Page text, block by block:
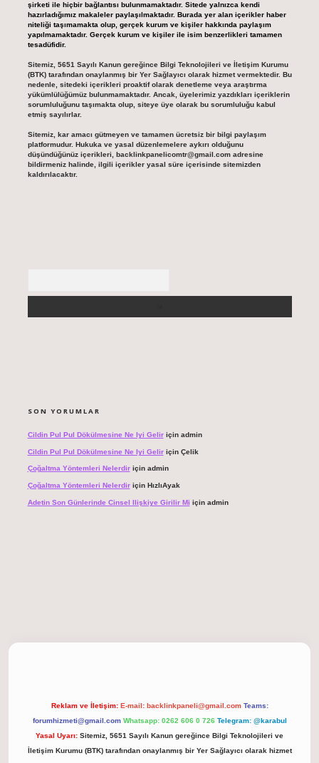
şirketi ile hiçbir bağlantısı bulunmamaktadır. Sitede yalnızca kendi
hazırladığımız makaleler paylaşılmaktadır. Burada yer alan içerikler haber
niteliği taşımamakta olup, gerçek kurum ve kişiler hakkında paylaşım
yapılmamaktadır. Gerçek kurum ve kişiler ile isim benzerlikleri tamamen
tesadüfidir.
Sitemiz, 5651 Sayılı Kanun gereğince Bilgi Teknolojileri ve İletişim Kurumu
(BTK) tarafından onaylanmış bir Yer Sağlayıcı olarak hizmet vermektedir. Bu
nedenle, sitedeki içerikleri proaktif olarak denetleme veya araştırma
yükümlülüğümüz bulunmamaktadır. Ancak, üyelerimiz yazdıkları içeriklerin
sorumluluğunu taşımakta olup, siteye üye olarak bu sorumluluğu kabul
etmiş sayılırlar.
Sitemiz, kar amacı gütmeyen ve tamamen ücretsiz bir bilgi paylaşım
platformudur. Hukuka ve yasal düzenlemelere aykırı olduğunu
düşündüğünüz içerikleri, backlinkpanelicomtr@gmail.comadresine
bildirmeniz halinde, ilgili içerikler yasal süre içerisinde sitemizden
kaldırılacaktır.
SON YORUMLAR
Cildin Pul Pul Dökülmesine Ne Iyi Geliriçin admin
Cildin Pul Pul Dökülmesine Ne Iyi Geliriçin Çelik
Çoğaltma Yöntemleri Nelerdiriçin admin
Çoğaltma Yöntemleri Nelerdiriçin HızlıAyak
Adetin Son Günlerinde Cinsel Ilişkiye Girilir Mi için admin
Reklam ve İletişim: E-mail: backlinkpaneli@gmail.com Teams:
forumhizmeti@gmail.com Whatsapp: 0262 606 0 726 Telegram: @karabul
Yasal Uyarı: Sitemiz, 5651 Sayılı Kanun gereğince Bilgi Teknolojileri ve
İletişim Kurumu (BTK) tarafından onaylanmış bir Yer Sağlayıcı olarak hizmet